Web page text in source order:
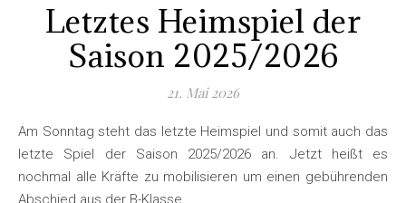
Letztes Heimspiel der
Saison 2025/2026
21. Mai 2026
Am Sonntag steht das letzte Heimspiel und somit auch das
letzte Spiel der Saison 2025/2026 an. Jetzt heißt es
nochmal alle Kräfte zu mobilisieren um einen gebührenden
Abschied aus der B-Klasse…